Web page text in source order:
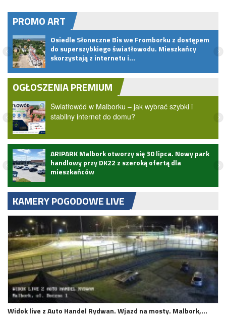
PROMO ART
Osiedle Słoneczne Bis we Fromborku z dostępem
do superszybkiego światłowodu. Mieszkańcy
skorzystają z internetu i…
OGŁOSZENIA PREMIUM
Światłowód w Malborku – jak wybrać szybki i
stabilny internet do domu?
ARIPARK Malbork otworzy się 30 lipca. Nowy park
handlowy przy DK22 z szeroką ofertą dla
mieszkańców
KAMERY POGODOWE LIVE
Widok live z Auto Handel Rydwan. Wjazd na mosty. Malbork,…